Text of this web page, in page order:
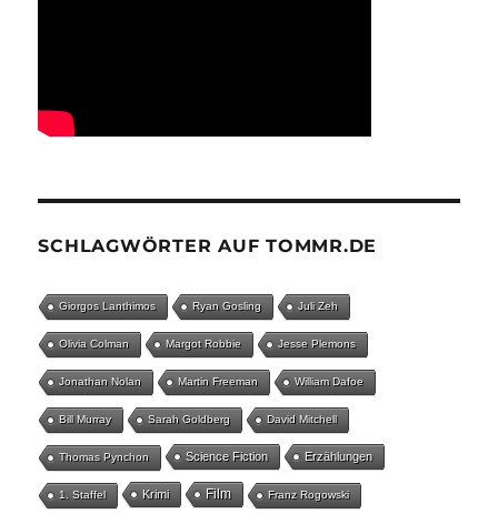
SCHLAGWÖRTER AUF TOMMR.DE
Giorgos Lanthimos Ryan Gosling Juli Zeh
Olivia Colman Margot Robbie Jesse Plemons
Jonathan Nolan Martin Freeman William Dafoe
Bill Murray Sarah Goldberg David Mitchell
Thomas Pynchon Science Fiction Erzählungen
1. Staffel Krimi Film Franz Rogowski